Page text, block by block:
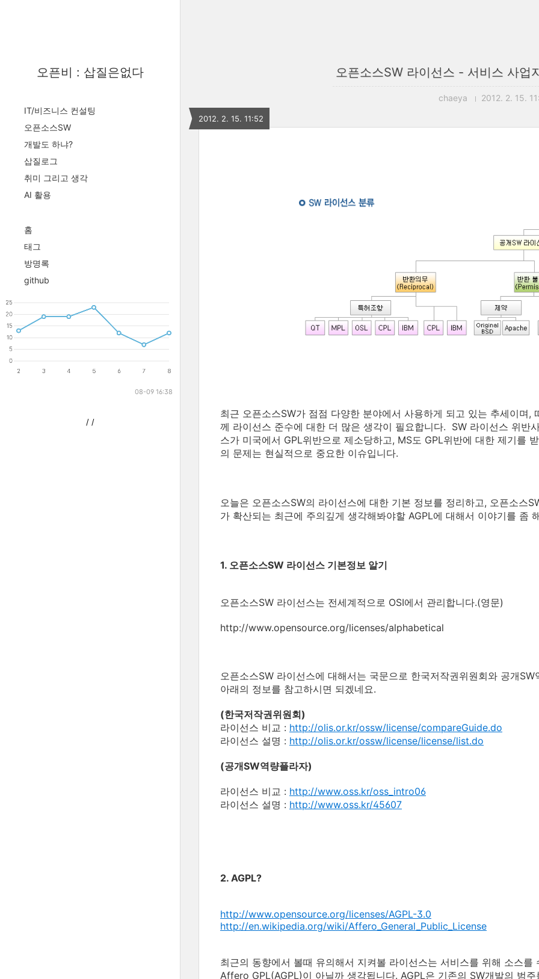
오픈비 : 삽질은없다
IT/비즈니스 컨설팅
오픈소스SW
개발도 하냐?
삽질로그
취미 그리고 생각
AI 활용
홈
태그
방명록
github
08-09 16:38
/ /
오픈소스SW 라이선스 - 서비스 사업
chaeya 2012. 2. 15.
2012. 2. 15. 11:52
최근 오픈소스SW가 점점 다양한 분야에서 사용하게 되고 있는 추세이며
께 라이선스 준수에 대한 더 많은 생각이 필요합니다. SW 라이선스 위반
스가 미국에서 GPL위반으로 제소당하고, MS도 GPL위반에 대한 제기를
의 문제는 현실적으로 중요한 이슈입니다.
오늘은 오픈소스SW의 라이선스에 대한 기본 정보를 정리하고, 오픈소스
가 확산되는 최근에 주의깊게 생각해봐야할 AGPL에 대해서 이야기를 좀
1. 오픈소스SW 라이선스 기본정보 알기
오픈소스SW 라이선스는 전세계적으로 OSI에서 관리합니다.(영문)
http://www.opensource.org/licenses/alphabetical
오픈소스SW 라이선스에 대해서는 국문으로 한국저작권위원회와 공개
아래의 정보를 참고하시면 되겠네요.
(한국저작권위원회)
라이선스 비교 : http://olis.or.kr/ossw/license/compareGuide.do
라이선스 설명 : http://olis.or.kr/ossw/license/license/list.do
(공개SW역량플라자)
라이선스 비교 : http://www.oss.kr/oss_intro06
라이선스 설명 : http://www.oss.kr/45607
2. AGPL?
http://www.opensource.org/licenses/AGPL-3.0
http://en.wikipedia.org/wiki/Affero_General_Public_License
최근의 동향에서 볼때 유의해서 지켜볼 라이선스는 서비스를 위해 소스
Affero GPL(AGPL)이 아닐까 생각됩니다. AGPL은 기존의 SW개발의 범